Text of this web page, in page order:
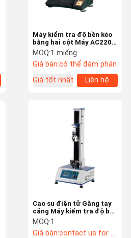
Máy kiểm tra độ bền kéo
bằng hai cột Máy AC220V
với vít bóng chính xác
cao
MOQ:1 miếng
Giá bán:có thể đàm phán
Giá tốt nhất
Liên hệ
Cao su điện tử Găng tay
căng Máy kiểm tra độ bền
kéo với màn hình lực và
độ giãn dài
MOQ:1
Giá bán:contact us for more information